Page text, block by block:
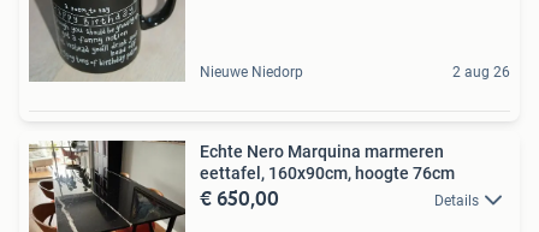
Nieuwe Niedorp 2 aug 26
Echte Nero Marquina marmeren
eettafel, 160x90cm, hoogte 76cm
€ 650,00 Details